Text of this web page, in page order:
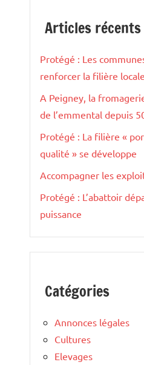
Articles récents
Protégé : Les
renforcer la filière locale
A Peigney, la
de l’emmental depuis
Protégé : La filière «
qualité » se développe
Accompagner les
Protégé : L’abattoir
puissance
Catégories
Annonces légales
Cultures
Elevages